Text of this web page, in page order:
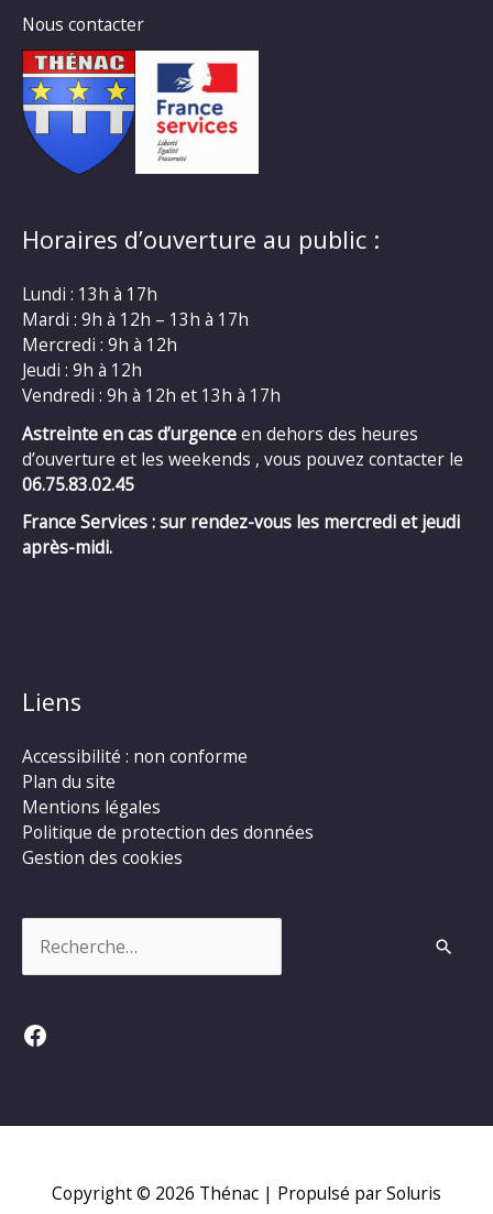
Nous contacter
Horaires d’ouverture au public :
Lundi : 13h à 17h
Mardi : 9h à 12h – 13h à 17h
Mercredi : 9h à 12h
Jeudi : 9h à 12h
Vendredi : 9h à 12h et 13h à 17h
Astreinte en cas d’urgenceen dehors des heures
d’ouverture et les weekends , vous pouvez contacter le
06.75.83.02.45
France Services : sur rendez-vous les mercredi et jeudi
après-midi.
Liens
Accessibilité : non conforme
Plan du site
Mentions légales
Politique de protection des données
Gestion des cookies
Facebook
Copyright © 2026 Thénac | Propulsé par Soluris